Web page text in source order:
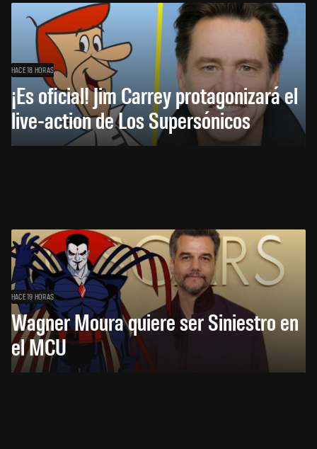
HACE 18 HORAS
¡Es oficial! Jim Carrey protagonizará el
live-action de Los Supersónicos
HACE 19 HORAS
Wagner Moura quiere ser Siniestro en
el MCU